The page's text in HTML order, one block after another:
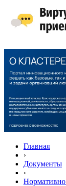
Главная
›
Документы
›